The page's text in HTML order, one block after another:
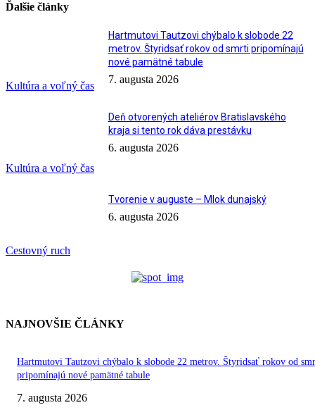
Ďalšie články
Kultúra a voľný čas
Hartmutovi Tautzovi chýbalo k slobode 22
metrov. Štyridsať rokov od smrti pripomínajú
nové pamätné tabule
7. augusta 2026
Kultúra a voľný čas
Deň otvorených ateliérov Bratislavského
kraja si tento rok dáva prestávku
6. augusta 2026
Cestovný ruch
Tvorenie v auguste – Mlok dunajský
6. augusta 2026
NAJNOVŠIE ČLÁNKY
Hartmutovi Tautzovi chýbalo k slobode 22 metrov. Štyridsať rokov od
pripomínajú nové pamätné tabule
7. augusta 2026